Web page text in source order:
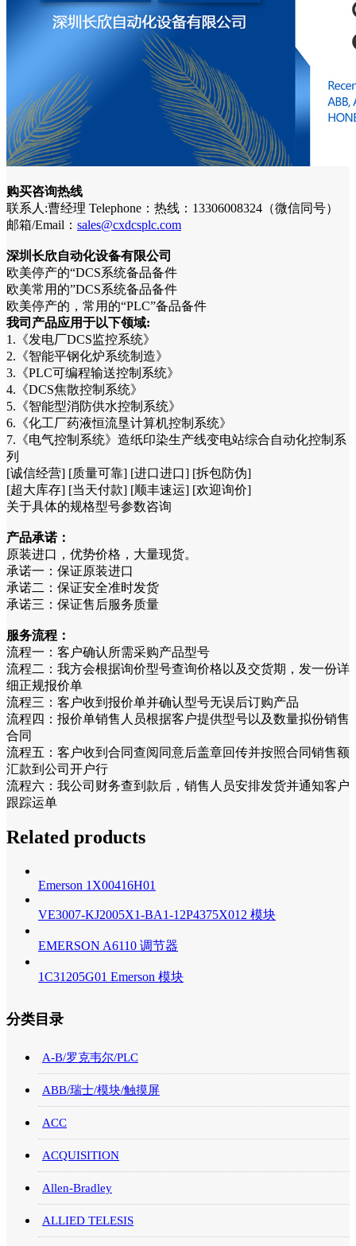
购买咨询热线
联系人:曹经理 Telephone：热线：13306008324（微信同号）
邮箱/Email： sales@cxdcsplc.com
深圳长欣自动化设备有限公司
欧美停产的“DCS系统备品备件
欧美常用的”DCS系统备品备件
欧美停产的，常用的“PLC”备品备件
我司产品应用于以下领域:
1.《发电厂DCS监控系统》
2.《智能平钢化炉系统制造》
3.《PLC可编程输送控制系统》
4.《DCS焦散控制系统》
5.《智能型消防供水控制系统》
6.《化工厂药液恒流垦计算机控制系统》
7.《电气控制系统》造纸印染生产线变电站综合自动化控制系
列
[诚信经营] [质量可靠] [进口进口] [拆包防伪]
[超大库存] [当天付款] [顺丰速运] [欢迎询价]
关于具体的规格型号参数咨询
产品承诺：
原装进口，优势价格，大量现货。
承诺一：保证原装进口
承诺二：保证安全准时发货
承诺三：保证售后服务质量
服务流程：
流程一：客户确认所需采购产品型号
流程二：我方会根据询价型号查询价格以及交货期，发一份详
细正规报价单
流程三：客户收到报价单并确认型号无误后订购产品
流程四：报价单销售人员根据客户提供型号以及数量拟份销售
合同
流程五：客户收到合同查阅同意后盖章回传并按照合同销售额
汇款到公司开户行
流程六：我公司财务查到款后，销售人员安排发货并通知客户
跟踪运单
Related products
Emerson 1X00416H01
VE3007-KJ2005X1-BA1-12P4375X012 模块
EMERSON A6110 调节器
1C31205G01 Emerson 模块
分类目录
A-B/罗克韦尔/PLC
ABB/瑞士/模块/触摸屏
ACC
ACQUISITION
Allen-Bradley
ALLIED TELESIS